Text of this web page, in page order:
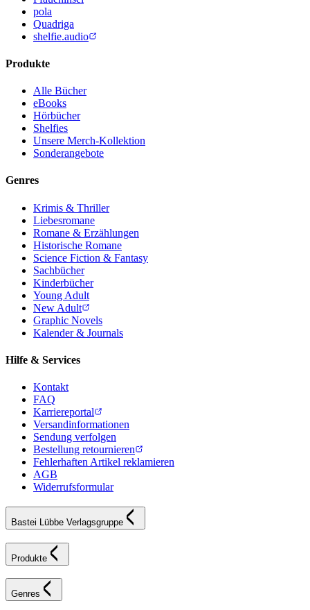
pola
Quadriga
shelfie.audio
Produkte
Alle Bücher
eBooks
Hörbücher
Shelfies
Unsere Merch-Kollektion
Sonderangebote
Genres
Krimis & Thriller
Liebesromane
Romane & Erzählungen
Historische Romane
Science Fiction & Fantasy
Sachbücher
Kinderbücher
Young Adult
New Adult
Graphic Novels
Kalender & Journals
Hilfe & Services
Kontakt
FAQ
Karriereportal
Versandinformationen
Sendung verfolgen
Bestellung retournieren
Fehlerhaften Artikel reklamieren
AGB
Widerrufsformular
Bastei Lübbe Verlagsgruppe
Produkte
Genres